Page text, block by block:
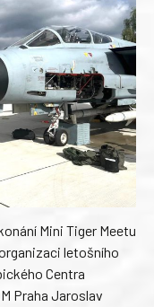
Mini Tiger Meetu
letošního
Centra
Praha Jaroslav